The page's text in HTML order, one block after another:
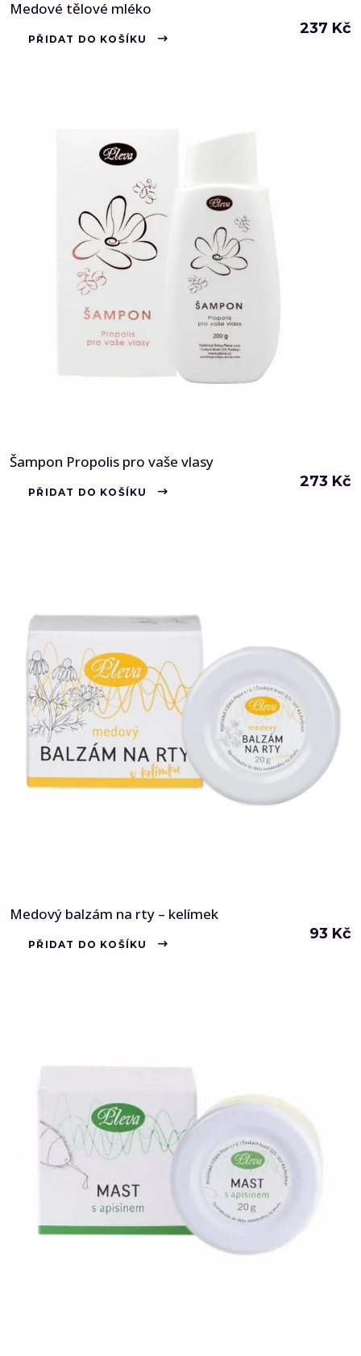
Medové tělové mléko
237 Kč
PŘIDAT DO KOŠÍKU
Šampon Propolis pro vaše vlasy
273 Kč
PŘIDAT DO KOŠÍKU
Medový balzám na rty – kelímek
93 Kč
PŘIDAT DO KOŠÍKU